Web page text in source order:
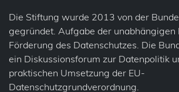
Die Stiftung wurde 2013 von der
gegründet. Aufgabe der unabhängigen
Förderung des Datenschutzes. Die
ein Diskussionsforum zur Datenpolitik
praktischen Umsetzung der EU-
Datenschutzgrundverordnung.